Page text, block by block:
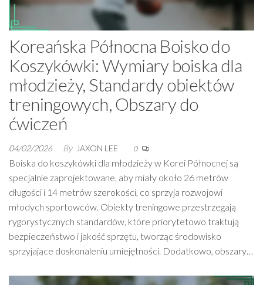
Koreańska Północna Boisko do
Koszykówki: Wymiary boiska dla
młodzieży, Standardy obiektów
treningowych, Obszary do
ćwiczeń
04/02/2026 By JAXON LEE 0
Boiska do koszykówki dla młodzieży w Korei Północnej są
specjalnie zaprojektowane, aby miały około 26 metrów
długości i 14 metrów szerokości, co sprzyja rozwojowi
młodych sportowców. Obiekty treningowe przestrzegają
rygorystycznych standardów, które priorytetowo traktują
bezpieczeństwo i jakość sprzętu, tworząc środowisko
sprzyjające doskonaleniu umiejętności. Dodatkowo, obszary…